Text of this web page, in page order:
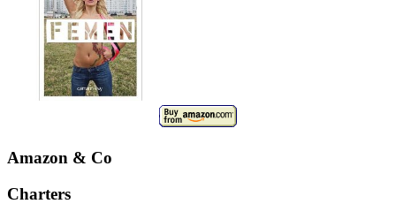
Amazon & Co
Charters